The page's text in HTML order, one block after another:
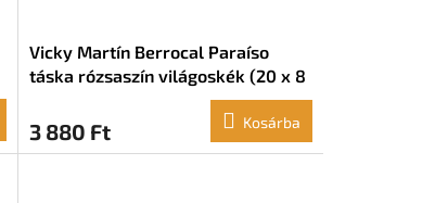
Vicky Martín Berrocal Paraíso
táska rózsaszín világoskék (20 x 8
3 880 Ft Kosárba